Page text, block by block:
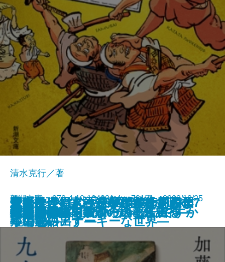
広重ぶるう
母親病
近親殺人―家族が家族を殺すとき
―
冬の日誌／内面からの報告書
ナッシング・マン
今夜は、鍋。―温かな食卓を囲む7
つの物語―
魔女推理―きっといつか、恋のよ
うに思い出す―
婚活1000本ノック
アルマジロの手―宇能鴻一郎傑作
短編集―
室町は今日もハードボイルド―日
本中世のアナーキーな世界―
清水克行／著
新潮文庫 978-4-10-104831-4 781円 2023/12/25
九十歳のラブレター
阿修羅草紙
破天荒
華のかけはし―東福門院徳川和子
―
生贄の門
奇譚蒐集録―鉄環の娘と来訪神―
だってバズりたいじゃないですか
大絵画展
地中の星―東京初の地下鉄走る―
聖者のかけら